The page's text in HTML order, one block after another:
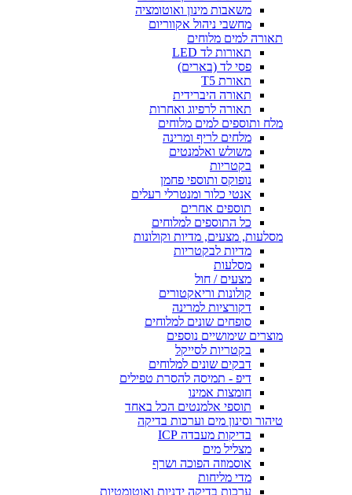
משאבות מינון ואוטומציה
מחשבי ניהול אקווריום
תאורה למים מלוחים
תאורות לד LED
פסי לד (בארים)
תאורת T5
תאורה היברידית
תאורה לרפיוג ואחרות
מלח ותוספים למים מלוחים
מלחים לריף ומרינה
משולש ואלמנטים
בקטריות
נופוקס ותוספי פחמן
אנטי כלור ומנטרלי רעלים
תוספים אחרים
כל התוספים למלוחים
מסלעות, מצעים, מדיות וקולונות
מדיות לבקטריות
מסלעות
מצעים / חול
קולונות וריאקטורים
דקורציות למרינה
סופחים שונים למלוחים
מוצרים שימושיים נוספים
בקטריות לסייקל
דבקים שונים למלוחים
דיפ - תמיסה להסרת טפילים
חומצות אמינו
תוספי אלמנטים הכל באחד
טיהור וסינון מים וערכות בדיקה
בדיקות מעבדה ICP
מצליל מים
אוסמוזה הפוכה ושרף
מדי מליחות
ערכות בדיקה ידניות ואוטומטיות